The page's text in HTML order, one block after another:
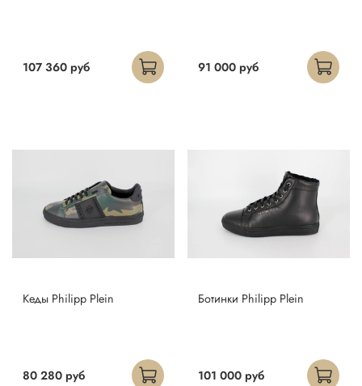
107 360 руб 91 000 руб
Кеды Philipp Plein
80 280 руб
Ботинки Philipp Plein
101 000 руб